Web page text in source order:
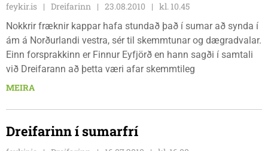
feykir.is Dreifarinn 23.08.2010
kl. 10.45
Nokkrir fræknir kappar hafa stundað það í sumar að synda í
ám á Norðurlandi vestra, sér til skemmtunar og dægradvalar.
Einn forsprakkinn er Finnur Eyfjörð en hann sagði í samtali
við Dreifarann að þetta væri afar skemmtileg
MEIRA
Dreifarinn í sumarfrí